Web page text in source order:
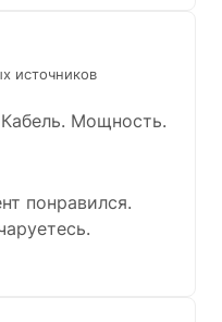
источников
Кабель. Мощность.
понравился.